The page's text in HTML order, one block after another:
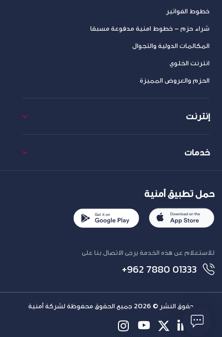
خطوط الفواتير
شراء حزم – خطوط امنية مدفوعة مسبقا
المكالمات الدولية والتجوال
انترنت الخلوي
الحزم والعروض المميزة
إنترنت
خدمات
حمل تطبيق أمنية
للاستعلام عن هذه الخدمة يرجى الاتصال بنا على
+962 7880 01333
حقوق النشر © 2026 جميع الحقوق محفوظة لشركة أمنية